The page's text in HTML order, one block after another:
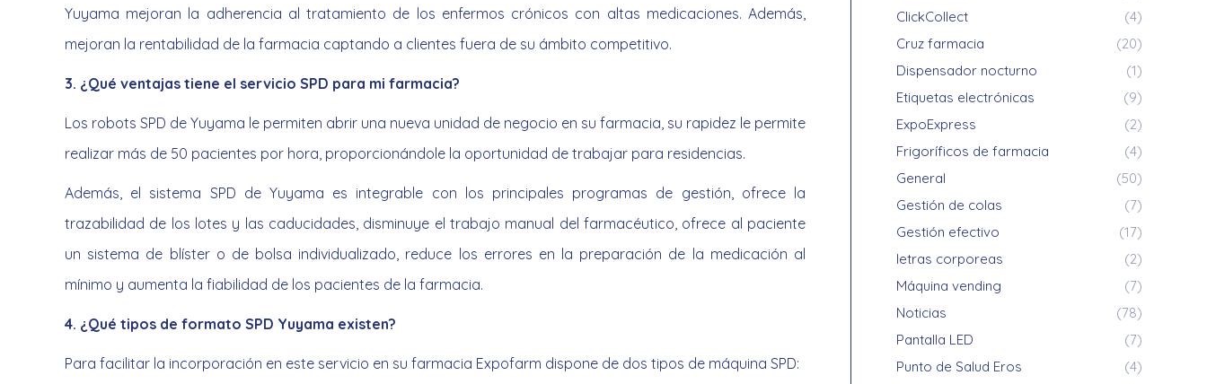
Yuyama mejoran la adherencia al tratamiento de los enfermos crónicos con altas medicaciones. Además,
mejoran la rentabilidad de la farmacia captando a clientes fuera de su ámbito competitivo.
3. ¿Qué ventajas tiene el servicio SPD para mi farmacia?
Los robots SPD de Yuyama le permiten abrir una nueva unidad de negocio en su farmacia, su rapidez le permite
realizar más de 50 pacientes por hora, proporcionándole la oportunidad de trabajar para residencias.
Además, el sistema SPD de Yuyama es integrable con los principales programas de gestión, ofrece la
trazabilidad de los lotes y las caducidades, disminuye el trabajo manual del farmacéutico, ofrece al paciente
un sistema de blíster o de bolsa individualizado, reduce los errores en la preparación de la medicación al
mínimo y aumenta la fiabilidad de los pacientes de la farmacia.
4. ¿Qué tipos de formato SPD Yuyama existen?
Para facilitar la incorporación en este servicio en su farmacia Expofarm dispone de dos tipos de máquina SPD:
ClickCollect
(4)
Cruz farmacia
(20)
Dispensador nocturno
(1)
Etiquetas electrónicas
(9)
ExpoExpress
(2)
Frigoríficos de farmacia
(4)
General
(50)
Gestión de colas
(7)
Gestión efectivo
(17)
letras corporeas
(2)
Máquina vending
(7)
Noticias
(78)
Pantalla LED
(7)
Punto de Salud Eros
(4)